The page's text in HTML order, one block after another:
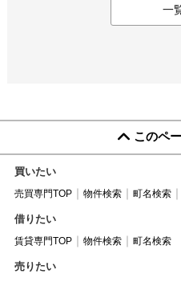
一
このペ
買いたい
売買専門TOP 物件検索 町名検索
借りたい
賃貸専門TOP 物件検索 町名検索
売りたい